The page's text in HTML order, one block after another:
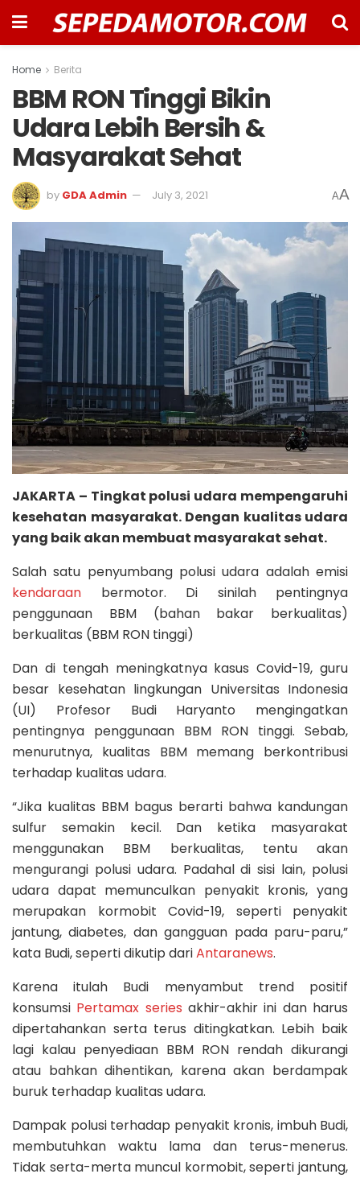
Home Berita
BBM RON Tinggi Bikin
Udara Lebih Bersih &
Masyarakat Sehat
by GDA Admin July 3, 2021 AA
JAKARTA – Tingkat polusi udara mempengaruhi
kesehatan masyarakat. Dengan kualitas udara
yang baik akan membuat masyarakat sehat.
Salah satu penyumbang polusi udara adalah emisi
kendaraan bermotor. Di sinilah pentingnya
penggunaan BBM (bahan bakar berkualitas)
berkualitas (BBM RON tinggi)
Dan di tengah meningkatnya kasus Covid-19, guru
besar kesehatan lingkungan Universitas Indonesia
(UI) Profesor Budi Haryanto mengingatkan
pentingnya penggunaan BBM RON tinggi. Sebab,
menurutnya, kualitas BBM memang berkontribusi
terhadap kualitas udara.
“Jika kualitas BBM bagus berarti bahwa kandungan
sulfur semakin kecil. Dan ketika masyarakat
menggunakan BBM berkualitas, tentu akan
mengurangi polusi udara. Padahal di sisi lain, polusi
udara dapat memunculkan penyakit kronis, yang
merupakan kormobit Covid-19, seperti penyakit
jantung, diabetes, dan gangguan pada paru-paru,”
kata Budi, seperti dikutip dariAntaranews.
Karena itulah Budi menyambut trend positif
konsumsi Pertamax series akhir-akhir ini dan harus
dipertahankan serta terus ditingkatkan. Lebih baik
lagi kalau penyediaan BBM RON rendah dikurangi
atau bahkan dihentikan, karena akan berdampak
buruk terhadap kualitas udara.
Dampak polusi terhadap penyakit kronis, imbuh Budi,
membutuhkan waktu lama dan terus-menerus.
Tidak serta-merta muncul kormobit, seperti jantung,